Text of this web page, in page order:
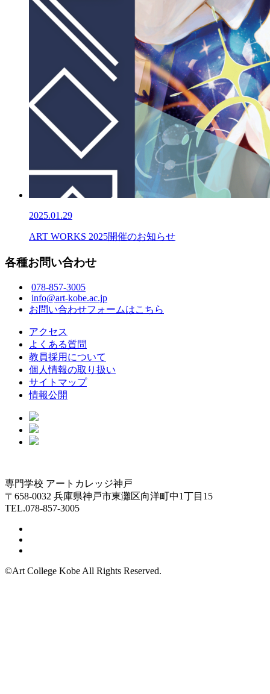
2025.01.29
ART WORKS 2025開催のお知らせ
各種お問い合わせ
078-857-3005
info@art-kobe.ac.jp
お問い合わせフォームはこちら
アクセス
よくある質問
教員採用について
個人情報の取り扱い
サイトマップ
情報公開
専門学校 アートカレッジ神戸
〒658-0032 兵庫県神戸市東灘区向洋町中1丁目15
TEL.078-857-3005
©Art College Kobe All Rights Reserved.